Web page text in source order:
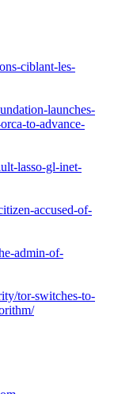
ciblant-les-
launches-
to-advance-
lasso-gl-inet-
accused-of-
admin-of-
tor-switches-to-